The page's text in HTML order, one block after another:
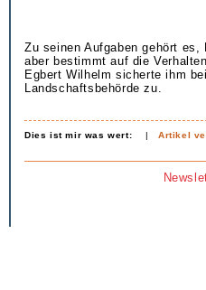
Zu seinen Aufgaben gehört
aber bestimmt auf die
Egbert Wilhelm sicherte ihm
Landschaftsbehörde zu.
Dies ist mir was wert: |Artikel